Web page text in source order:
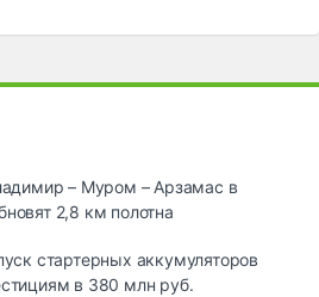
– Муром – Арзамас в
2,8 км полотна
стартерных аккумуляторов
в 380 млн руб.